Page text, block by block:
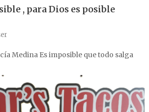
, para Dios es posible
Medina Es imposible que todo salga